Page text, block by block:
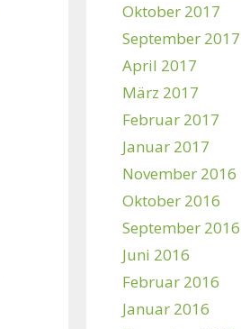
Oktober 2017
September 2017
April 2017
März 2017
Februar 2017
Januar 2017
November 2016
Oktober 2016
September 2016
Juni 2016
Februar 2016
Januar 2016